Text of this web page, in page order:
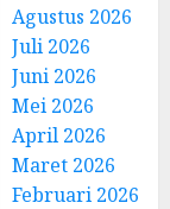
Agustus 2026
Juli 2026
Juni 2026
Mei 2026
April 2026
Maret 2026
Februari 2026